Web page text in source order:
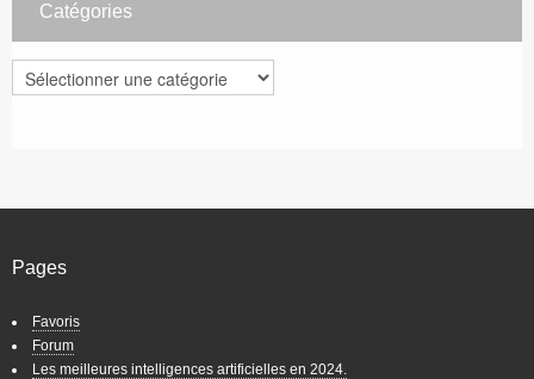
Catégories
Catégories
Pages
Favoris
Forum
Les meilleures intelligences artificielles en 2024.